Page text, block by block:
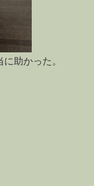
助かった。